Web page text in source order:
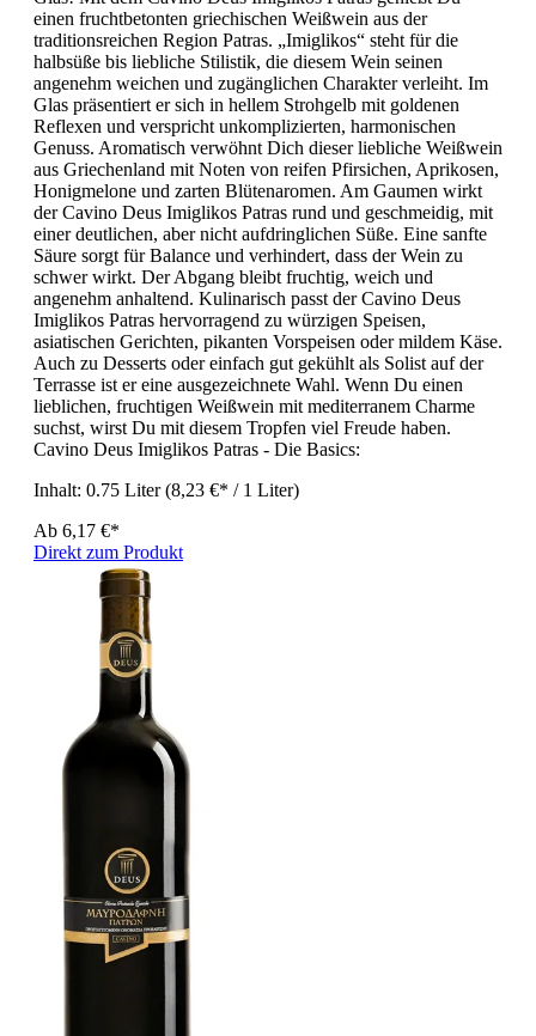
einen fruchtbetonten griechischen Weißwein aus der
traditionsreichen Region Patras. „Imiglikos“ steht für die
halbsüße bis liebliche Stilistik, die diesem Wein seinen
angenehm weichen und zugänglichen Charakter verleiht. Im
Glas präsentiert er sich in hellem Strohgelb mit goldenen
Reflexen und verspricht unkomplizierten, harmonischen
Genuss. Aromatisch verwöhnt Dich dieser liebliche Weißwein
aus Griechenland mit Noten von reifen Pfirsichen, Aprikosen,
Honigmelone und zarten Blütenaromen. Am Gaumen wirkt
der Cavino Deus Imiglikos Patras rund und geschmeidig, mit
einer deutlichen, aber nicht aufdringlichen Süße. Eine sanfte
Säure sorgt für Balance und verhindert, dass der Wein zu
schwer wirkt. Der Abgang bleibt fruchtig, weich und
angenehm anhaltend. Kulinarisch passt der Cavino Deus
Imiglikos Patras hervorragend zu würzigen Speisen,
asiatischen Gerichten, pikanten Vorspeisen oder mildem Käse.
Auch zu Desserts oder einfach gut gekühlt als Solist auf der
Terrasse ist er eine ausgezeichnete Wahl. Wenn Du einen
lieblichen, fruchtigen Weißwein mit mediterranem Charme
suchst, wirst Du mit diesem Tropfen viel Freude haben.
Cavino Deus Imiglikos Patras - Die Basics:
Inhalt: 0.75 Liter(8,23 €* / 1 Liter)
Ab 6,17 €*
Direkt zum Produkt